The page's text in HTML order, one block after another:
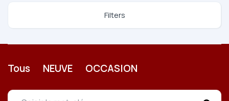
Filters
Tous NEUVE OCCASION